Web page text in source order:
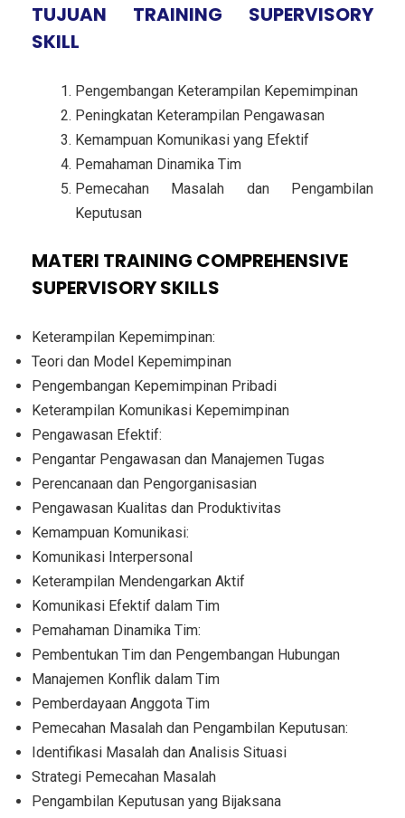
TUJUAN TRAINING SUPERVISORY
SKILL
Pengembangan Keterampilan Kepemimpinan
Peningkatan Keterampilan Pengawasan
Kemampuan Komunikasi yang Efektif
Pemahaman Dinamika Tim
Pemecahan Masalah dan Pengambilan
Keputusan
MATERI TRAINING COMPREHENSIVE
SUPERVISORY SKILLS
Keterampilan Kepemimpinan:
Teori dan Model Kepemimpinan
Pengembangan Kepemimpinan Pribadi
Keterampilan Komunikasi Kepemimpinan
Pengawasan Efektif:
Pengantar Pengawasan dan Manajemen Tugas
Perencanaan dan Pengorganisasian
Pengawasan Kualitas dan Produktivitas
Kemampuan Komunikasi:
Komunikasi Interpersonal
Keterampilan Mendengarkan Aktif
Komunikasi Efektif dalam Tim
Pemahaman Dinamika Tim:
Pembentukan Tim dan Pengembangan Hubungan
Manajemen Konflik dalam Tim
Pemberdayaan Anggota Tim
Pemecahan Masalah dan Pengambilan Keputusan:
Identifikasi Masalah dan Analisis Situasi
Strategi Pemecahan Masalah
Pengambilan Keputusan yang Bijaksana